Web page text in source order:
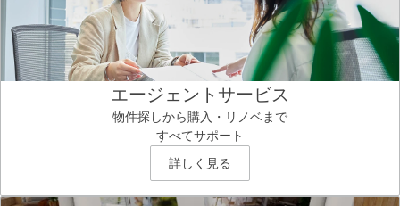
エージェントサービス
物件探しから購入・リノベまで
すべてサポート
詳しく見る